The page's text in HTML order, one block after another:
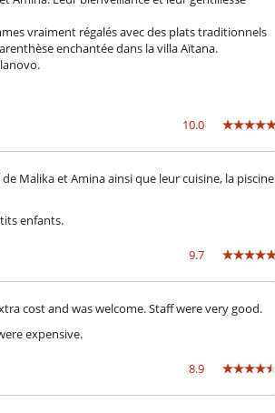
(a capsule)
vraiment régalés avec des plats traditionnels
enchantée dans la villa Aïtana.
10.0
Malika et Amina ainsi que leur cuisine, la piscine
enfants.
9.7
cost and was welcome. Staff were very good.
expensive.
8.9